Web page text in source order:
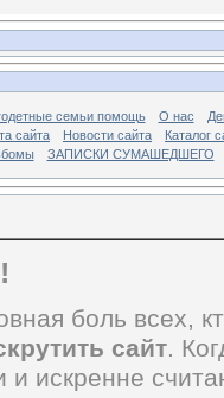
семьи помощь О нас
сайта Новости сайта
Каталог
ЗАПИСКИ СУМАШЕДШЕГО
боль всех,
сайт.
и искренне